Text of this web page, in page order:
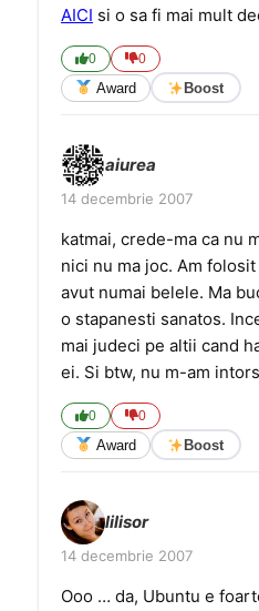
AICI si o sa fi mai mult
0 0
Award Boost
aiurea
14 decembrie 2007
katmai, crede-ma ca nu
nici nu ma joc. Am
avut numai belele. Ma
o stapanesti sanatos.
mai judeci pe altii cand
ei. Si btw, nu m-am
0 0
Award Boost
lilisor
14 decembrie 2007
Ooo … da, Ubuntu e